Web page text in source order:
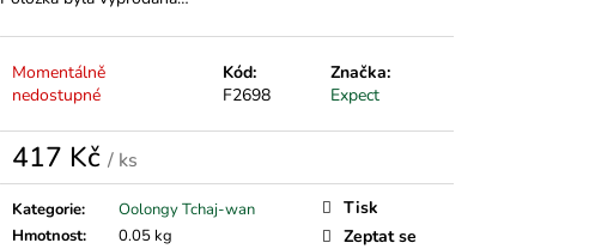
Momentálně
nedostupné
Kód:
F2698
Značka:
Expect
417 Kč / ks
Měrná
cena:
Kategorie:
Oolongy Tchaj-wan
Hmotnost:
0.05 kg
Tisk
Zeptat se